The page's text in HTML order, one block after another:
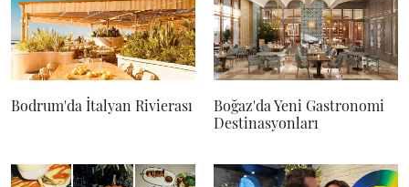
Bodrum'da İtalyan Rivierası
Boğaz'da Yeni Gastronomi
Destinasyonları